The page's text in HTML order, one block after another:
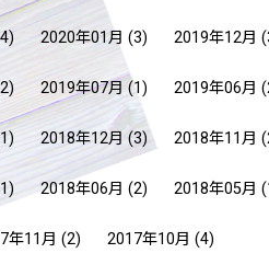
2020年01月 (3) 2019年12月
2019年07月 (1) 2019年06月
2018年12月 (3) 2018年11月
2018年06月 (2) 2018年05月
年11月 (2) 2017年10月 (4)